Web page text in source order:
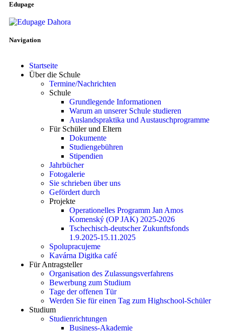
Edupage
Navigation
Startseite
Über die Schule
Termine/Nachrichten
Schule
Grundlegende Informationen
Warum an unserer Schule studieren
Auslandspraktika und Austauschprogramme
Für Schüler und Eltern
Dokumente
Studiengebühren
Stipendien
Jahrbücher
Fotogalerie
Sie schrieben über uns
Gefördert durch
Projekte
Operationelles Programm Jan Amos
Komenský (OP JAK) 2025-2026
Tschechisch-deutscher Zukunftsfonds
1.9.2025-15.11.2025
Spolupracujeme
Kavárna Digitka café
Für Antragsteller
Organisation des Zulassungsverfahrens
Bewerbung zum Studium
Tage der offenen Tür
Werden Sie für einen Tag zum Highschool-Schüler
Studium
Studienrichtungen
Business-Akademie